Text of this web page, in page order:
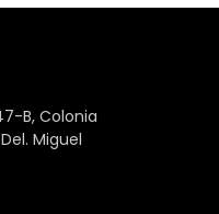
B, Colonia
Miguel